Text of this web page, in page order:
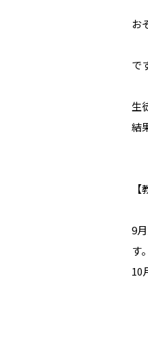
お
で
生
結
9
す。
10